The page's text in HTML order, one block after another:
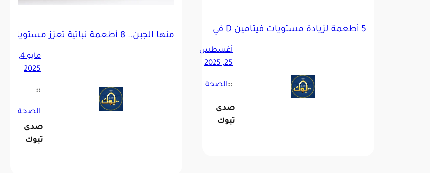
5 أطعمة لزيادة مستويات فيتامين D في الجسم
أغسطس
25, 2025
::الصحة
صدى
تبوك
منها الجبن.. 8 أطعمة نباتية تعزز مستويات فيتامين B12
مايو 4,
2025
::
الصحة
صدى
تبوك